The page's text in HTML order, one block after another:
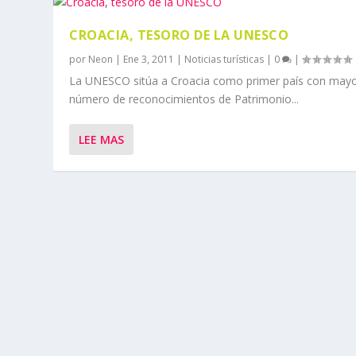
CROACIA, TESORO DE LA UNESCO
por Neon | Ene 3, 2011 | Noticias turísticas | 0 |
La UNESCO sitúa a Croacia como primer país con
número de reconocimientos de Patrimonio...
LEE MAS